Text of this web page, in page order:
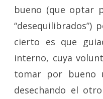
bueno (que optar
“desequilibrados”)
cierto es que
interno, cuya
tomar por bueno
desechando el